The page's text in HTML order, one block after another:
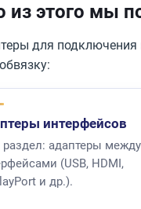
из этого мы
для
интерфейсов
адаптеры между
(USB, HDMI,
и др.).